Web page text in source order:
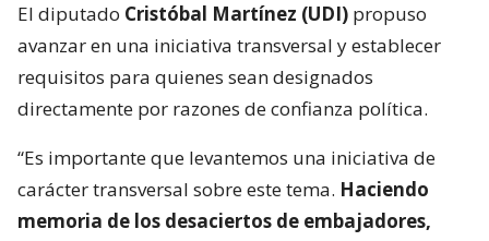
El diputado Cristóbal Martínez (UDI) propuso
avanzar en una iniciativa transversal y establecer
requisitos para quienes sean designados
directamente por razones de confianza política.
“Es importante que levantemos una iniciativa de
carácter transversal sobre este tema. Haciendo
memoria de los desaciertos de embajadores,